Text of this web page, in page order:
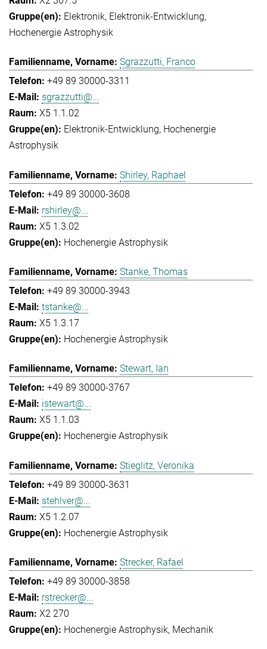
Elektronik Elektronik-Entwicklung
Hochenergie Astrophysik
Sgrazzutti, Franco
+49 89 30000-3311
sgrazzutti@...
X5 1.1.02
Elektronik-Entwicklung Hochenergie
Astrophysik
Shirley, Raphael
+49 89 30000-3608
rshirley@...
X5 1.3.02
Hochenergie Astrophysik
Stanke, Thomas
+49 89 30000-3943
tstanke@...
X5 1.3.17
Hochenergie Astrophysik
Stewart, Ian
+49 89 30000-3767
istewart@...
X5 1.1.03
Hochenergie Astrophysik
Stieglitz, Veronika
+49 89 30000-3631
stehlver@...
X5 1.2.07
Hochenergie Astrophysik
Strecker, Rafael
+49 89 30000-3858
rstrecker@...
X2 270
Hochenergie Astrophysik Mechanik